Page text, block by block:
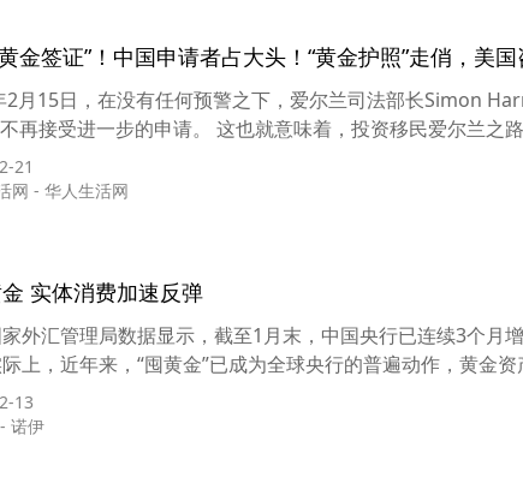
金签证”！中国申请者占大头！“黄金护照”走俏，美
2月15日，在没有任何预警之下，爱尔兰司法部长Simon
再接受进一步的申请。 这也就意味着，投资移民爱尔兰之
21
网 - ​华人生活网
实体消费加速反弹
外汇管理局数据显示，截至1月末，中国央行已连续3个月
上，近年来，“囤黄金”已成为全球央行的普遍动作，黄金
13
- 诺伊